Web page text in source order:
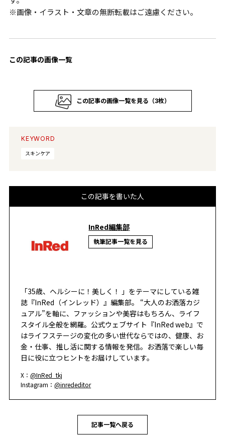
※画像・イラスト・文章の無断転載はご遠慮ください。
この記事の画像一覧
この記事の画像一覧を見る（3枚）
KEYWORD
スキンケア
この記事を書いた人
InRed編集部
執筆記事一覧を見る
「35歳、ヘルシーに！美しく！ 」をテーマにしている雑
誌『InRed（インレッド）』編集部。 “大人のお洒落カジ
ュアル”を軸に、ファッションや美容はもちろん、ライフ
スタイル全般を網羅。公式ウェブサイト『InRed web』で
はライフステージの変化の多い世代ならではの、健康、お
金・仕事、推し活に関する情報を発信。お洒落で楽しい毎
日に役に立つヒントをお届けしています。
X：@InRed_tkj
Instagram：@inrededitor
記事一覧へ戻る